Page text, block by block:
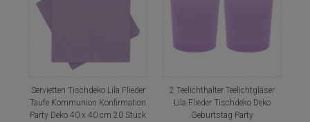
Servietten Tischdeko Lila Flieder
Taufe Kommunion Konfirmation
Party Deko 40 x 40 cm 20 Stück
2 Teelichthalter Teelichtgläser
Lila Flieder Tischdeko Deko
Geburtstag Party